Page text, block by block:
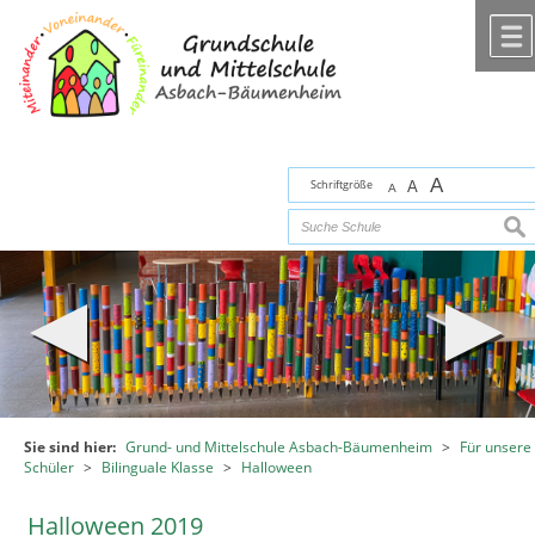
Zum Inhalt,
Schriftgröße A A A
Sie sind hier: Grund- und Mittelschule Asbach-Bäumenheim >
Für unsere
Schüler > Bilinguale Klasse > Halloween
Halloween 2019